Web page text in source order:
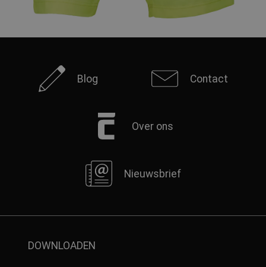
Blog Contact
Over ons
Nieuwsbrief
DOWNLOADEN